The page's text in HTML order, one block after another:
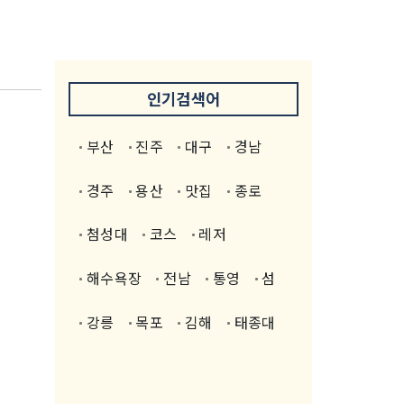
인기검색어
부산 진주 대구 경남
경주 용산 맛집 종로
첨성대 코스 레저
해수욕장 전남 통영 섬
강릉 목포 김해 태종대